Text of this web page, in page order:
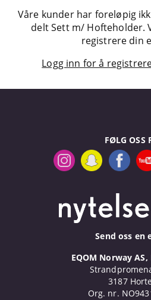
Våre kunder har foreløpig
delt Sett m/ Hofteholder.
registrere din
Logg inn for å
FØLG OSS
Send oss en
EQOM Norway
3187
Org. nr.